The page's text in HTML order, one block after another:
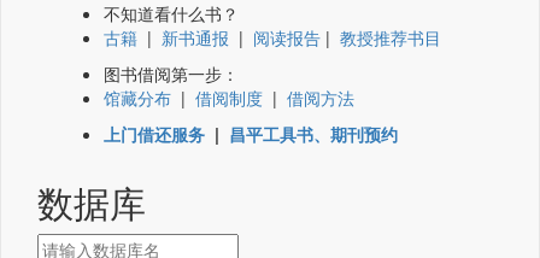
不知道看什么书？
古籍 | 新书通报 | 阅读报告 | 教授推荐书目
图书借阅第一步：
馆藏分布 | 借阅制度 | 借阅方法
上门借还服务 | 昌平工具书、期刊预约
数据库